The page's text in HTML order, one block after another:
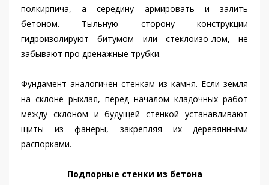
полкирпича, а середину армировать и залить
бетоном. Тыльную сторону конструкции
гидроизолируют битумом или стеклоизо-лом, не
забывают про дренажные трубки.
Фундамент аналогичен стенкам из камня. Если земля
на склоне рыхлая, перед началом кладочных работ
между склоном и будущей стенкой устанавливают
щиты из фанеры, закрепляя их деревянными
распорками.
Подпорные стенки из бетона